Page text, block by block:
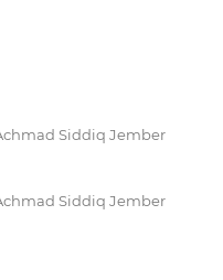
Siddiq Jember
Siddiq Jember